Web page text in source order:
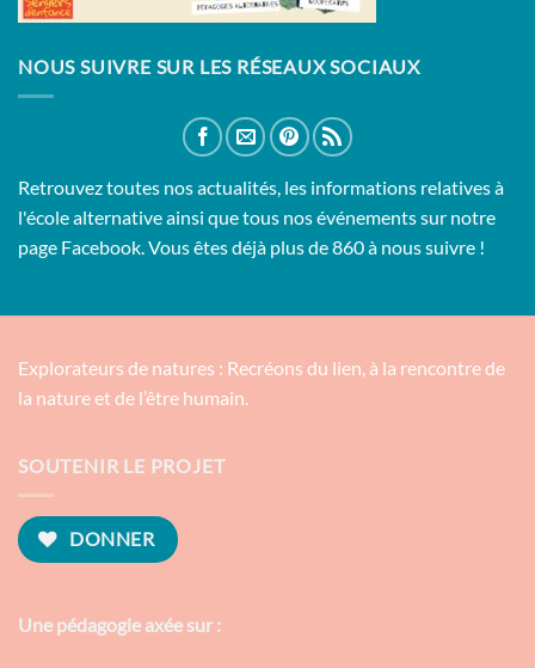
NOUS SUIVRE SUR LES RÉSEAUX SOCIAUX
Retrouvez toutes nos actualités, les informations relatives à
l'école alternative ainsi que tous nos événements sur notre
page Facebook. Vous êtes déjà plus de 860 à nous suivre !
Explorateurs de natures : Recréons du lien, à la rencontre de
la nature et de l’être humain.
SOUTENIR LE PROJET
DONNER
Une pédagogie axée sur :